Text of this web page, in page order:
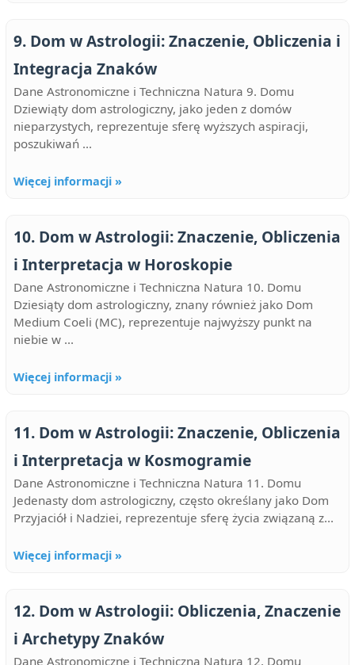
9. Dom w Astrologii: Znaczenie, Obliczenia i
Integracja Znaków
Dane Astronomiczne i Techniczna Natura 9. Domu
Dziewiąty dom astrologiczny, jako jeden z domów
nieparzystych, reprezentuje sferę wyższych aspiracji,
poszukiwań ...
Więcej informacji »
10. Dom w Astrologii: Znaczenie, Obliczenia
i Interpretacja w Horoskopie
Dane Astronomiczne i Techniczna Natura 10. Domu
Dziesiąty dom astrologiczny, znany również jako Dom
Medium Coeli (MC), reprezentuje najwyższy punkt na
niebie w ...
Więcej informacji »
11. Dom w Astrologii: Znaczenie, Obliczenia
i Interpretacja w Kosmogramie
Dane Astronomiczne i Techniczna Natura 11. Domu
Jedenasty dom astrologiczny, często określany jako Dom
Przyjaciół i Nadziei, reprezentuje sferę życia związaną z...
Więcej informacji »
12. Dom w Astrologii: Obliczenia, Znaczenie
i Archetypy Znaków
Dane Astronomiczne i Techniczna Natura 12. Domu